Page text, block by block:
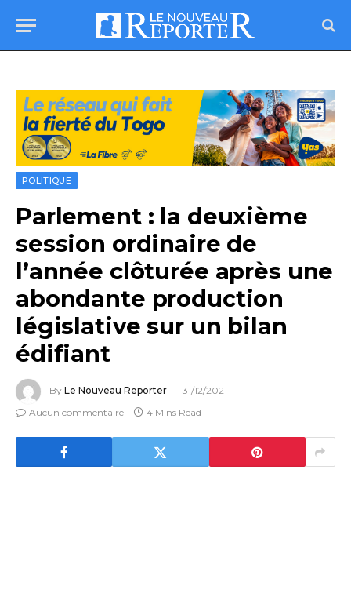
POLITIQUE
Parlement : la deuxième
session ordinaire de
l’année clôturée après une
abondante production
législative sur un bilan
édifiant
By Le Nouveau Reporter
31/12/2021
Aucun commentaire
4 Mins Read